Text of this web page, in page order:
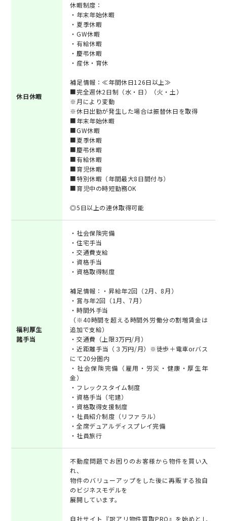
休日休暇
休暇制度：
・年末年始休暇
・夏季休暇
・GW休暇
・有給休暇
・慶弔休暇
・産休・育休
補足情報：≪年間休日126日以上≫
■完全週休2日制（水・日）（火・土）
※月により変動
※休日出勤が発生した場合は振替休日を取得
■年末年始休暇
■GW休暇
■夏季休暇
■慶弔休暇
■有給休暇
■育児休暇
■特別休暇（年間最大8日間付与）
■育児中の時短勤務OK
◎5日以上の連休取得可能
福利厚生
諸手当
・社会保険完備
・住宅手当
・交通費支給
・資格手当
・資格取得制度
補足情報：・昇給年2回（2月、8月）
・賞与年2回（1月、7月）
・時間外手当
（※40時間を超える時間外労働分の割増賃金は
追加で支給）
・交通費（上限3万円/月）
・近距離手当（３万円/月）※徒歩＋電車orバス
にて20分圏内
・社会保険完備（雇用・労災・健康・厚生年
金）
・フレックスタイム制度
・資格手当（宅建）
・資格取得支援制度
・社員紹介制度（リファラル）
・全席デュアルディスプレイ完備
・社員旅行
不動産問題でお困りのお客様から物件を買い入
れ、
物件のバリューアップをした後に再販する独自
のビジネスモデルを
展開しています。
自社サイト『訳アリ物件買取PRO』を始めとし